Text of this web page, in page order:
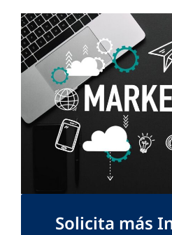
Solicita más